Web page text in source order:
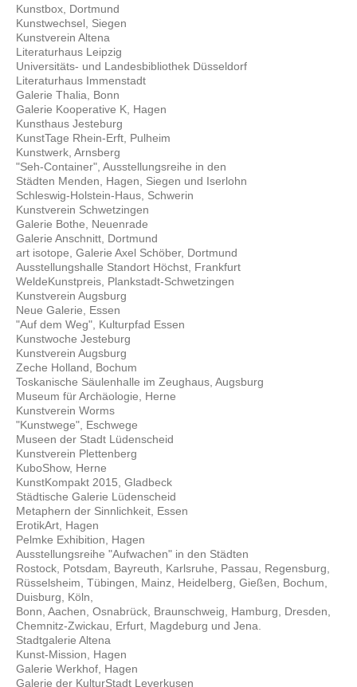
Kunstbox, Dortmund
Kunstwechsel, Siegen
Kunstverein Altena
Literaturhaus Leipzig
Universitäts- und Landesbibliothek Düsseldorf
Literaturhaus Immenstadt
Galerie Thalia, Bonn
Galerie Kooperative K, Hagen
Kunsthaus Jesteburg
KunstTage Rhein-Erft, Pulheim
Kunstwerk, Arnsberg
"Seh-Container", Ausstellungsreihe in den
Städten Menden, Hagen, Siegen und Iserlohn
Schleswig-Holstein-Haus, Schwerin
Kunstverein Schwetzingen
Galerie Bothe, Neuenrade
Galerie Anschnitt, Dortmund
art isotope, Galerie Axel Schöber, Dortmund
Ausstellungshalle Standort Höchst, Frankfurt
WeldeKunstpreis, Plankstadt-Schwetzingen
Kunstverein Augsburg
Neue Galerie, Essen
"Auf dem Weg", Kulturpfad Essen
Kunstwoche Jesteburg
Kunstverein Augsburg
Zeche Holland, Bochum
Toskanische Säulenhalle im Zeughaus, Augsburg
Museum für Archäologie, Herne
Kunstverein Worms
"Kunstwege", Eschwege
Museen der Stadt Lüdenscheid
Kunstverein Plettenberg
KuboShow, Herne
KunstKompakt 2015, Gladbeck
Städtische Galerie Lüdenscheid
Metaphern der Sinnlichkeit, Essen
ErotikArt, Hagen
Pelmke Exhibition, Hagen
Ausstellungsreihe "Aufwachen" in den Städten
Rostock, Potsdam, Bayreuth, Karlsruhe, Passau, Regensburg,
Rüsselsheim, Tübingen, Mainz, Heidelberg, Gießen, Bochum,
Duisburg, Köln,
Bonn, Aachen, Osnabrück, Braunschweig, Hamburg, Dresden,
Chemnitz-Zwickau, Erfurt, Magdeburg und Jena.
Stadtgalerie Altena
Kunst-Mission, Hagen
Galerie Werkhof, Hagen
Galerie der KulturStadt Leverkusen